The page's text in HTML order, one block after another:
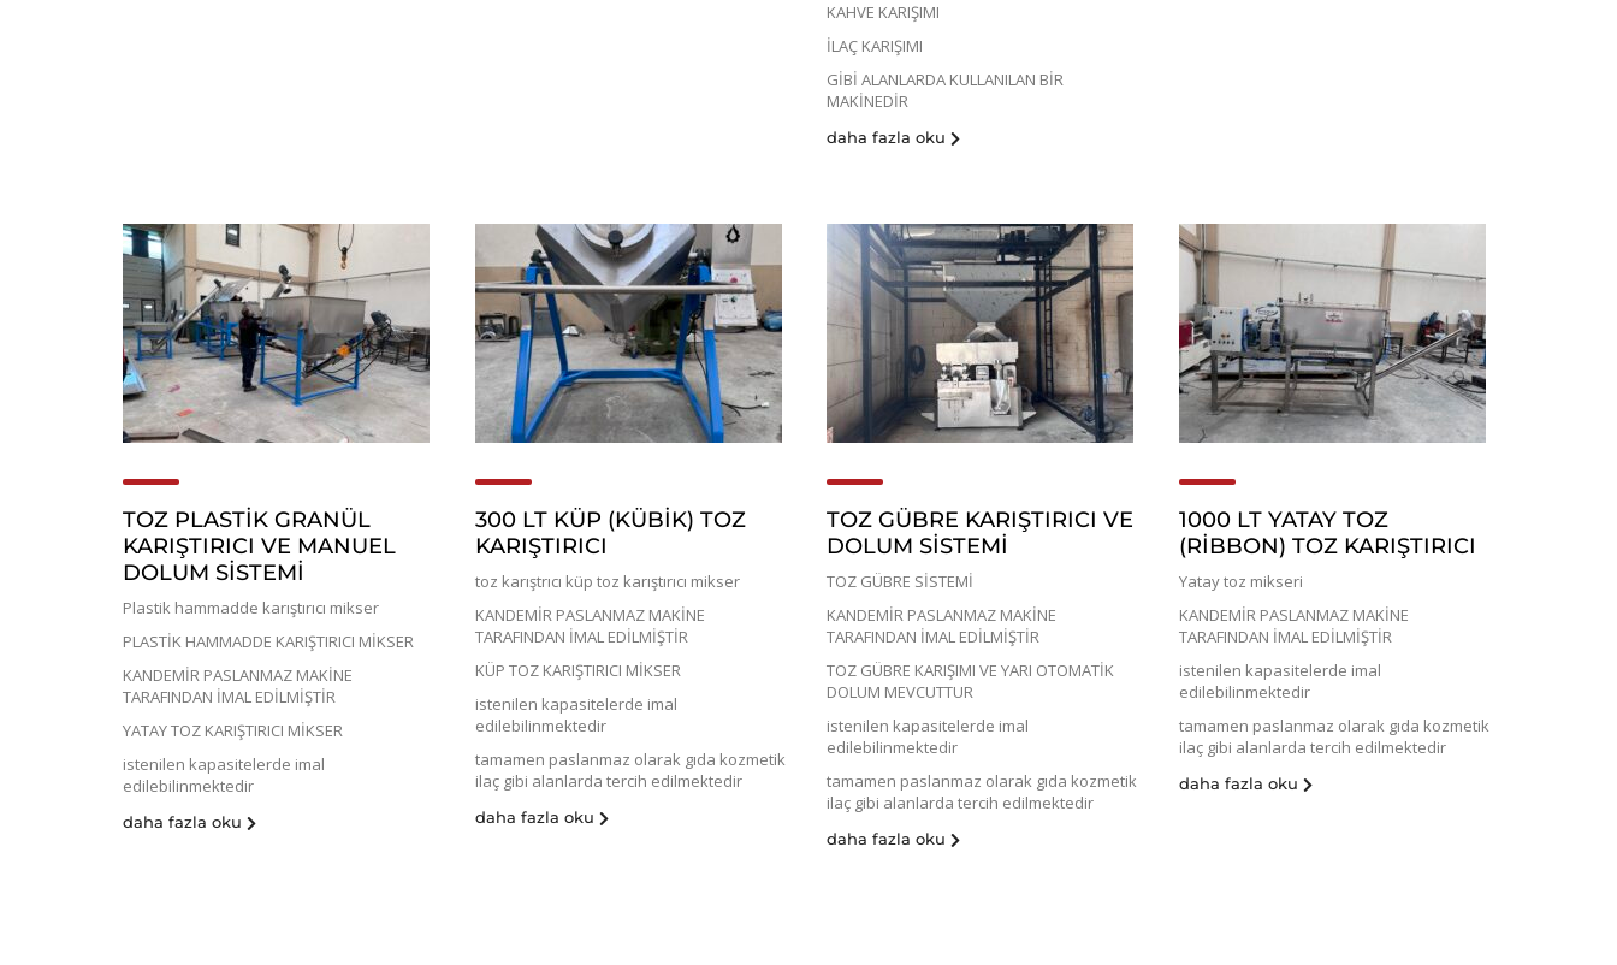
KAHVE KARIŞIMI
İLAÇ KARIŞIMI
GİBİ ALANLARDA KULLANILAN BİR
MAKİNEDİR
daha fazla oku
TOZ PLASTİK GRANÜL
KARIŞTIRICI VE MANUEL
DOLUM SİSTEMİ
Plastik hammadde karıştırıcı mikser
PLASTİK HAMMADDE KARIŞTIRICI MİKSER
KANDEMİR PASLANMAZ MAKİNE
TARAFINDAN İMAL EDİLMİŞTİR
YATAY TOZ KARIŞTIRICI MİKSER
istenilen kapasitelerde imal
edilebilinmektedir
daha fazla oku
300 LT KÜP (KÜBIK) TOZ
KARIŞTIRICI
toz karıştrıcı küp toz karıştırıcı mikser
KANDEMİR PASLANMAZ MAKİNE
TARAFINDAN İMAL EDİLMİŞTİR
KÜP TOZ KARIŞTIRICI MİKSER
istenilen kapasitelerde imal
edilebilinmektedir
tamamen paslanmaz olarak gıda kozmetik
ilaç gibi alanlarda tercih edilmektedir
daha fazla oku
TOZ GÜBRE KARIŞTIRICI VE
DOLUM SİSTEMİ
TOZ GÜBRE SİSTEMİ
KANDEMİR PASLANMAZ MAKİNE
TARAFINDAN İMAL EDİLMİŞTİR
TOZ GÜBRE KARIŞIMI VE YARI OTOMATİK
DOLUM MEVCUTTUR
istenilen kapasitelerde imal
edilebilinmektedir
tamamen paslanmaz olarak gıda kozmetik
ilaç gibi alanlarda tercih edilmektedir
daha fazla oku
1000 LT YATAY TOZ
(RİBBON) TOZ KARIŞTIRICI
Yatay toz mikseri
KANDEMİR PASLANMAZ MAKİNE
TARAFINDAN İMAL EDİLMİŞTİR
istenilen kapasitelerde imal
edilebilinmektedir
tamamen paslanmaz olarak gıda kozmetik
ilaç gibi alanlarda tercih edilmektedir
daha fazla oku